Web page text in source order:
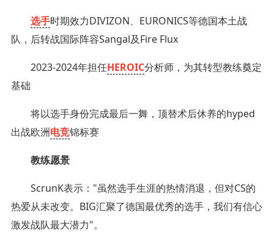
选手时期效力DIVIZON、EURONICS等德国本土战
队，后转战国际阵容Sangal及Fire Flux
2023-2024年担任HEROIC分析师，为其转型教练奠定
基础
将以选手身份完成最后一舞，顶替术后休养的hyped
出战欧洲电竞锦标赛
教练愿景‌
ScrunK表示："虽然选手生涯的热情消退，但对CS的
热爱从未改变。BIG汇聚了德国最优秀的选手，我们有信心
激发战队最大潜力"。